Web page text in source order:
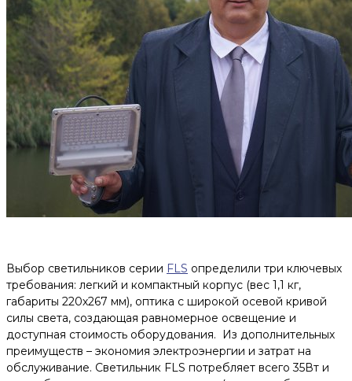
Выбор светильников серии FLS определили три ключевых
требования: легкий и компактный корпус (вес 1,1 кг,
габариты 220х267 мм), оптика с широкой осевой кривой
силы света, создающая равномерное освещение и
доступная стоимость оборудования. Из дополнительных
преимуществ – экономия электроэнергии и затрат на
обслуживание. Светильник FLS потребляет всего 35Вт и